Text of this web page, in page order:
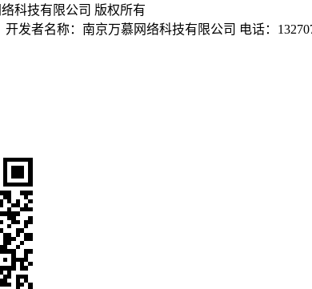
科技有限公司 版权所有
开发者名称：南京万慕网络科技有限公司 电话：